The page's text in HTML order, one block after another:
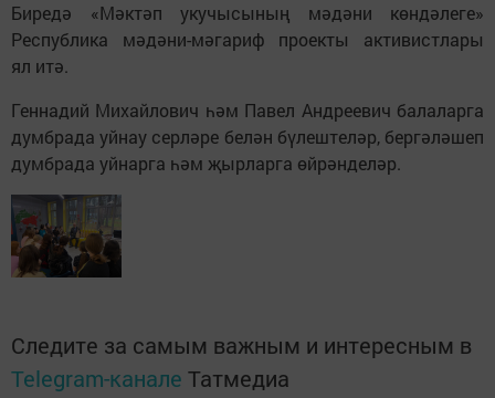
Биредә «Мәктәп укучысының мәдәни көндәлеге»
Республика мәдәни-мәгариф проекты активистлары
ял итә.
Геннадий Михайлович һәм Павел Андреевич балаларга
думбрада уйнау серләре белән бүлештеләр, бергәләшеп
думбрада уйнарга һәм җырларга өйрәнделәр.
Следите за самым важным и интересным в
Telegram-канале Татмедиа